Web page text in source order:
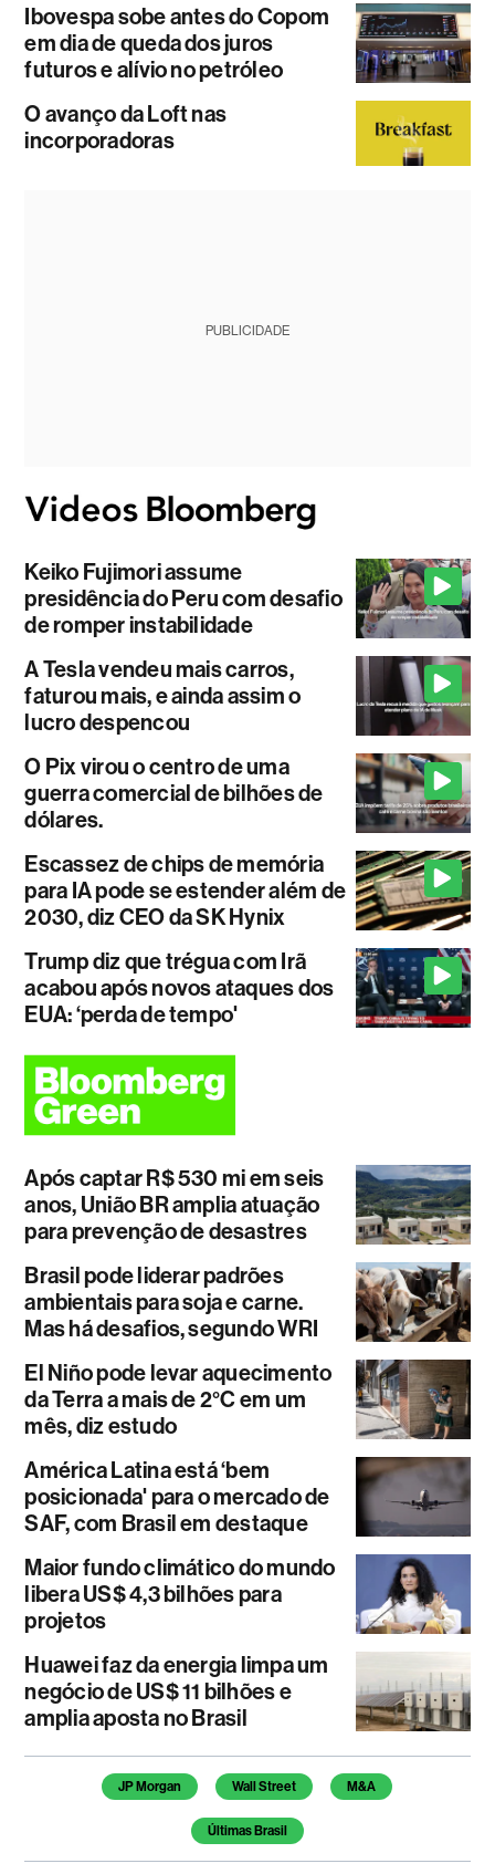
Ibovespa sobe antes do Copom
em dia de queda dos juros
futuros e alívio no petróleo
O avanço da Loft nas
incorporadoras
PUBLICIDADE
Keiko Fujimori assume
presidência do Peru com desafio
de romper instabilidade
A Tesla vendeu mais carros,
faturou mais, e ainda assim o
lucro despencou
O Pix virou o centro de uma
guerra comercial de bilhões de
dólares.
Escassez de chips de memória
para IA pode se estender além de
2030, diz CEO da SK Hynix
Trump diz que trégua com Irã
acabou após novos ataques dos
EUA: ‘perda de tempo'
Após captar R$ 530 mi em seis
anos, União BR amplia atuação
para prevenção de desastres
Brasil pode liderar padrões
ambientais para soja e carne.
Mas há desafios, segundo WRI
El Niño pode levar aquecimento
da Terra a mais de 2°C em um
mês, diz estudo
América Latina está ‘bem
posicionada' para o mercado de
SAF, com Brasil em destaque
Maior fundo climático do mundo
libera US$ 4,3 bilhões para
projetos
Huawei faz da energia limpa um
negócio de US$ 11 bilhões e
amplia aposta no Brasil
Temas deste artigo
JP Morgan Wall Street M&A
Últimas Brasil